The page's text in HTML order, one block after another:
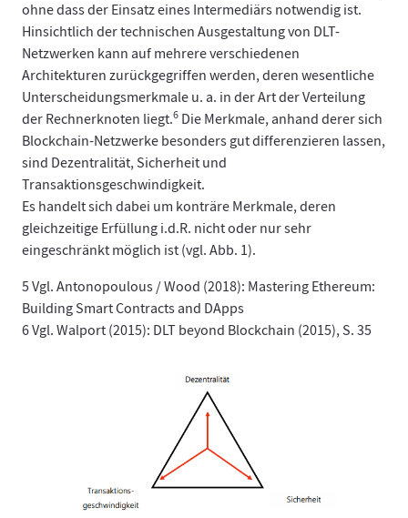
ohne dass der Einsatz eines Intermediärs notwendig ist.
Hinsichtlich der technischen Ausgestaltung von DLT-
Netzwerken kann auf mehrere verschiedenen
Architekturen zurückgegriffen werden, deren wesentliche
Unterscheidungsmerkmale u. a. in der Art der Verteilung
der Rechnerknoten liegt.6 Die Merkmale, anhand derer sich
Blockchain-Netzwerke besonders gut differenzieren lassen,
sind Dezentralität, Sicherheit und
Transaktionsgeschwindigkeit.
Es handelt sich dabei um konträre Merkmale, deren
gleichzeitige Erfüllung i.d.R. nicht oder nur sehr
eingeschränkt möglich ist (vgl. Abb. 1).
5 Vgl. Antonopoulous / Wood (2018): Mastering Ethereum:
Building Smart Contracts and DApps
6 Vgl. Walport (2015): DLT beyond Blockchain (2015), S. 35